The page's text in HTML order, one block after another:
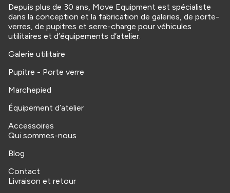
Depuis plus de 30 ans, Move Equipment est spécialiste
dans la conception et la fabrication de galeries, de porte-
verres, de pupitres et serre-charge pour véhicules
utilitaires et d’équipements d’atelier.
Galerie utilitaire
Pupitre - Porte verre
Marchepied
Équipement d’atelier
Accessoires
Qui sommes-nous
Blog
Contact
Livraison et retour